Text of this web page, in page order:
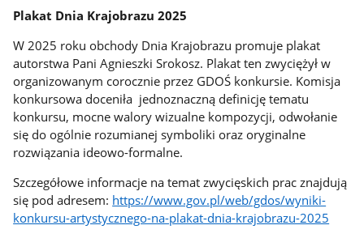
Plakat Dnia Krajobrazu 2025
W 2025 roku obchody Dnia Krajobrazu promuje plakat
autorstwa Pani Agnieszki Srokosz. Plakat ten zwyciężył w
organizowanym corocznie przez GDOŚ konkursie. Komisja
konkursowa doceniła jednoznaczną definicję tematu
konkursu, mocne walory wizualne kompozycji, odwołanie
się do ogólnie rozumianej symboliki oraz oryginalne
rozwiązania ideowo-formalne.
Szczegółowe informacje na temat zwycięskich prac znajdują
się pod adresem: https://www.gov.pl/web/gdos/wyniki-
konkursu-artystycznego-na-plakat-dnia-krajobrazu-2025